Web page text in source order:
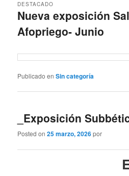
Nueva exposición
Afopriego- Junio
DESTACADO
Publicado en Sin categoría
_Exposición
Posted on25 marzo, 2026por